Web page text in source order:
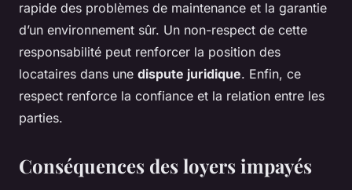
rapide des problèmes de maintenance et la garantie
d’un environnement sûr. Un non-respect de cette
responsabilité peut renforcer la position des
locataires dans une dispute juridique. Enfin, ce
respect renforce la confiance et la relation entre les
parties.
Conséquences des loyers impayés